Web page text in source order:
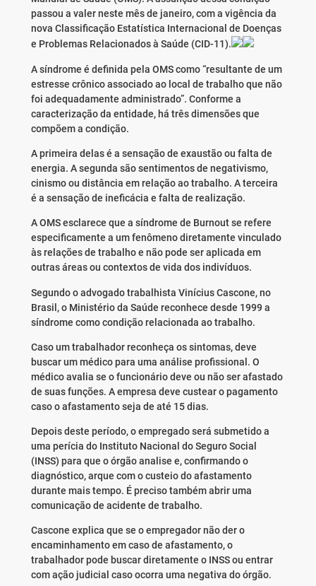
passou a valer neste mês de janeiro, com a vigência da
nova Classificação Estatística Internacional de Doenças
e Problemas Relacionados à Saúde (CID-11).
A síndrome é definida pela OMS como “resultante de um
estresse crônico associado ao local de trabalho que não
foi adequadamente administrado”. Conforme a
caracterização da entidade, há três dimensões que
compõem a condição.
A primeira delas é a sensação de exaustão ou falta de
energia. A segunda são sentimentos de negativismo,
cinismo ou distância em relação ao trabalho. A terceira
é a sensação de ineficácia e falta de realização.
A OMS esclarece que a síndrome de Burnout se refere
especificamente a um fenômeno diretamente vinculado
às relações de trabalho e não pode ser aplicada em
outras áreas ou contextos de vida dos indivíduos.
Segundo o advogado trabalhista Vinícius Cascone, no
Brasil, o Ministério da Saúde reconhece desde 1999 a
síndrome como condição relacionada ao trabalho.
Caso um trabalhador reconheça os sintomas, deve
buscar um médico para uma análise profissional. O
médico avalia se o funcionário deve ou não ser afastado
de suas funções. A empresa deve custear o pagamento
caso o afastamento seja de até 15 dias.
Depois deste período, o empregado será submetido a
uma perícia do Instituto Nacional do Seguro Social
(INSS) para que o órgão analise e, confirmando o
diagnóstico, arque com o custeio do afastamento
durante mais tempo. É preciso também abrir uma
comunicação de acidente de trabalho.
Cascone explica que se o empregador não der o
encaminhamento em caso de afastamento, o
trabalhador pode buscar diretamente o INSS ou entrar
com ação judicial caso ocorra uma negativa do órgão.